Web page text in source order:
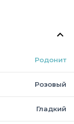
Родонит
Розовый
Гладкий